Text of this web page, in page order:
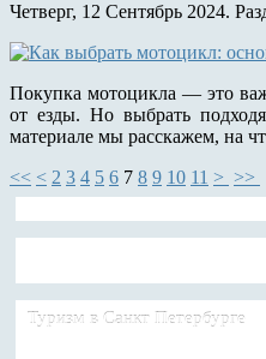
Четверг, 12 Сентябрь 2024.
Покупка мотоцикла — это
от езды. Но выбрать
материале мы расскажем, на
<< < 2 3 4 5 6 7 8 9 10 11 > >>
Туризм в Санкт Петербурге